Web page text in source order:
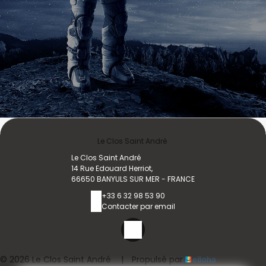
Le Clos Saint André
Le Clos Saint André
14 Rue Edouard Herriot,
66650 BANYULS SUR MER - FRANCE
+33 6 32 98 53 90
Contacter par email
© 2026 Le Clos Saint André | Propulsé par